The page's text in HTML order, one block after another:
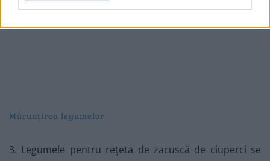
Mărunțirea legumelor
3. Legumele pentru rețeta de zacuscă de ciuperci se